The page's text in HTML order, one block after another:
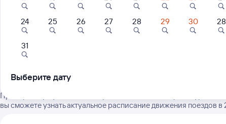
Нет рейсов
Проверьте график движения рейсов РЖД из Залари в
вы сможете узнать актуальное расписание движения поездов в
24 25 26 27 28 29 30
31
28
Выберите дату